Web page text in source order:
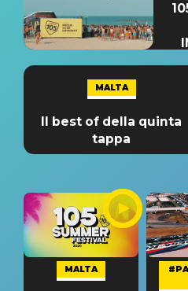
MALTA
Il best of della quinta
tappa
MALTA